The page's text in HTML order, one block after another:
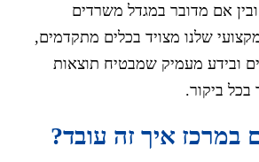
אם מדובר במגדל משרדים
שלנו מצויד בכלים מתקדמים,
ובידע מעמיק שמבטיח תוצאות
בכל ביקור.
במרכז איך זה עובד?